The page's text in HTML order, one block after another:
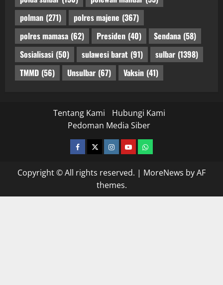
polman (271) polres majene (367)
polres mamasa (62) Presiden (40) Sendana (58)
Sosialisasi (50) sulawesi barat (91) sulbar (1398)
TMMD (56) Unsulbar (67) Vaksin (41)
Tentang Kami
Hubungi Kami
Pedoman Media Siber
facebooktwitterinstagram.com
youtubewhatsapp
Copyright © All rights reserved. | MoreNews by AF
themes.